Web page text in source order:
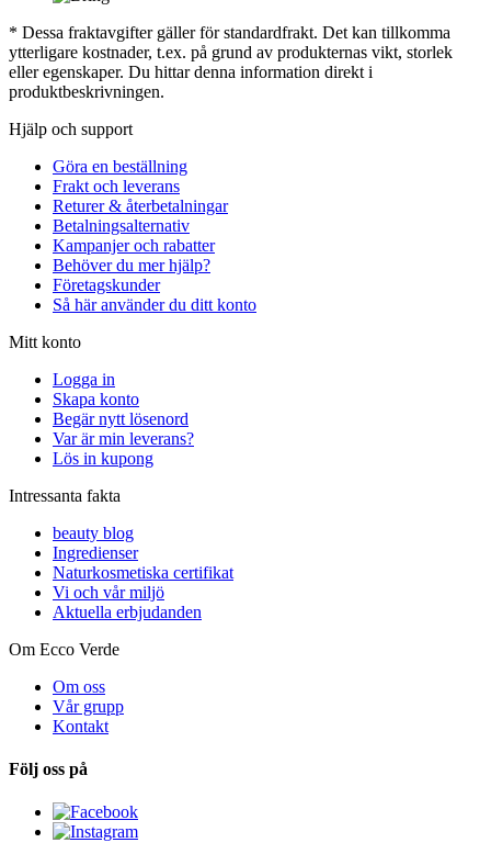
* Dessa fraktavgifter gäller för standardfrakt. Det kan tillkomma
ytterligare kostnader, t.ex. på grund av produkternas vikt, storlek
eller egenskaper. Du hittar denna information direkt i
produktbeskrivningen.
Hjälp och support
Göra en beställning
Frakt och leverans
Returer & återbetalningar
Betalningsalternativ
Kampanjer och rabatter
Behöver du mer hjälp?
Företagskunder
Så här använder du ditt konto
Mitt konto
Logga in
Skapa konto
Begär nytt lösenord
Var är min leverans?
Lös in kupong
Intressanta fakta
beauty blog
Ingredienser
Naturkosmetiska certifikat
Vi och vår miljö
Aktuella erbjudanden
Om Ecco Verde
Om oss
Vår grupp
Kontakt
Följ oss på